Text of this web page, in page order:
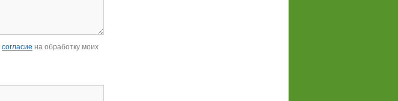
согласие на обработку моих